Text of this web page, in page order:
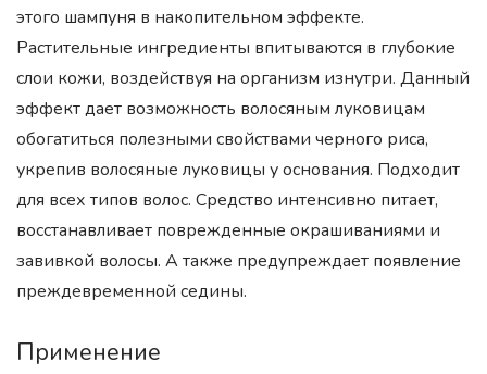
этого шампуня в накопительном эффекте.
Растительные ингредиенты впитываются в глубокие
слои кожи, воздействуя на организм изнутри. Данный
эффект дает возможность волосяным луковицам
обогатиться полезными свойствами черного риса,
укрепив волосяные луковицы у основания. Подходит
для всех типов волос. Средство интенсивно питает,
восстанавливает поврежденные окрашиваниями и
завивкой волосы. А также предупреждает появление
преждевременной седины.
Применение